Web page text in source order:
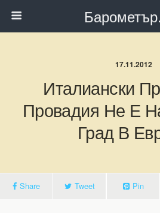
17.11.2012
Италиански
Провадия Не Е
Град В
Share Tweet Pin